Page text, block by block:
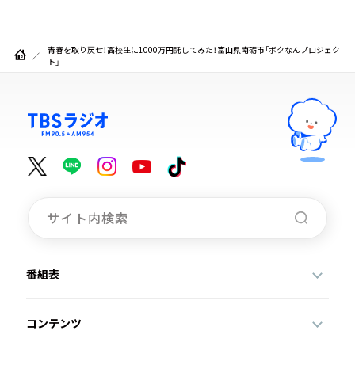
青春を取り戻せ！高校生に1000万円託してみた！富山県南砺市「ボクなんプロジェク
ト」
番組表
コンテンツ